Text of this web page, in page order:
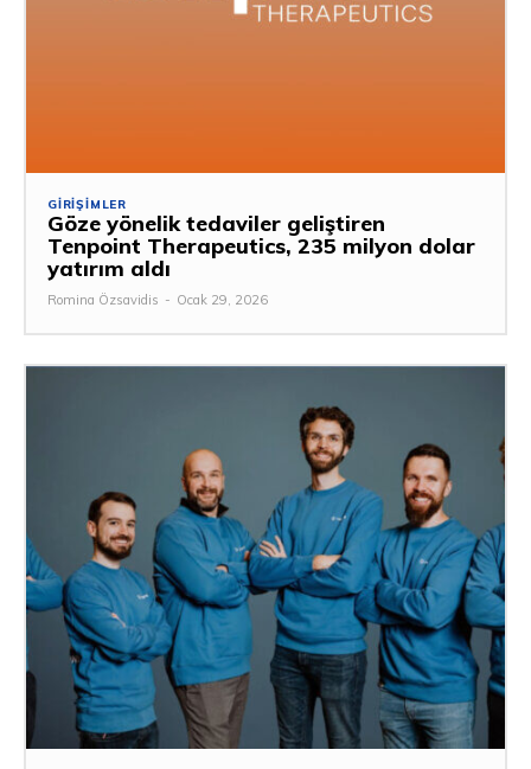
GIRIŞIMLER
Göze yönelik tedaviler geliştiren
Tenpoint Therapeutics, 235 milyon dolar
yatırım aldı
Romina Özsavidis - Ocak 29, 2026